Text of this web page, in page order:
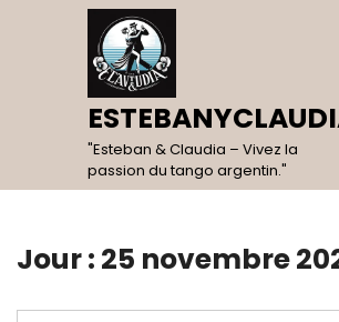
"Esteban & Claudia – Vivez la
passion du tango argentin."
Jour : 25 novembre